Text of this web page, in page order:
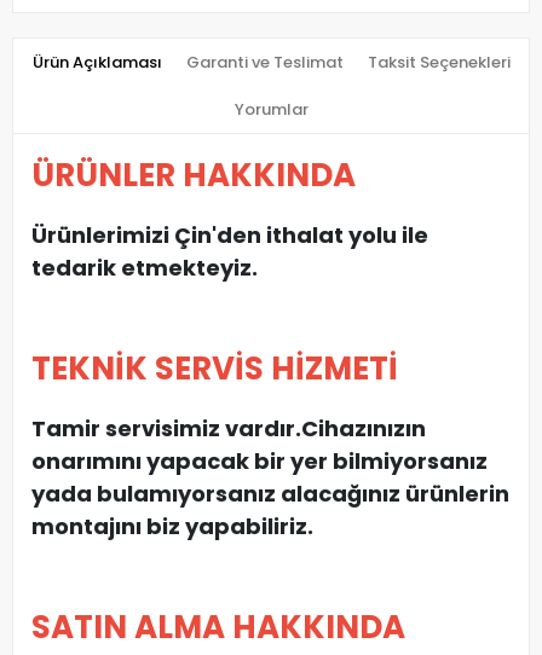
Ürün Açıklaması Garanti ve Teslimat Taksit Seçenekleri
Yorumlar
ÜRÜNLER HAKKINDA
Ürünlerimizi Çin'den ithalat yolu ile
tedarik etmekteyiz.
TEKNİK SERVİS HİZMETİ
Tamir servisimiz vardır.Cihazınızın
onarımını yapacak bir yer bilmiyorsanız
yada bulamıyorsanız alacağınız ürünlerin
montajını biz yapabiliriz.
SATIN ALMA HAKKINDA